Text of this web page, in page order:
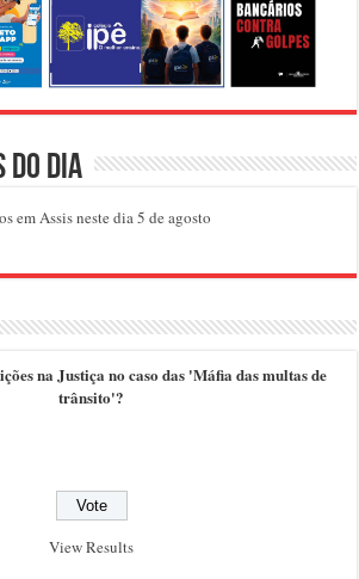
do dia
em Assis neste dia 5 de agosto
na Justiça no caso das 'Máfia das multas de
trânsito'?
View Results